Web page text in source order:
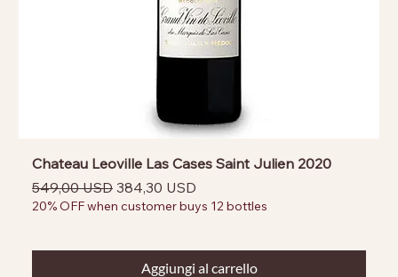
Chateau Leoville Las Cases Saint Julien 2020
Prezzo regolare
549,00 USD Prezzo scontato
384,30 USD
20% OFF when customer buys 12 bottles
Aggiungi al carrello